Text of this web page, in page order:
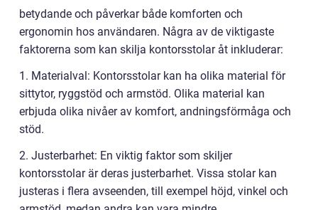
betydande och påverkar både komforten och
ergonomin hos användaren. Några av de viktigaste
faktorerna som kan skilja kontorsstolar åt inkluderar:
1. Materialval: Kontorsstolar kan ha olika material för
sittytor, ryggstöd och armstöd. Olika material kan
erbjuda olika nivåer av komfort, andningsförmåga och
stöd.
2. Justerbarhet: En viktig faktor som skiljer
kontorsstolar är deras justerbarhet. Vissa stolar kan
justeras i flera avseenden, till exempel höjd, vinkel och